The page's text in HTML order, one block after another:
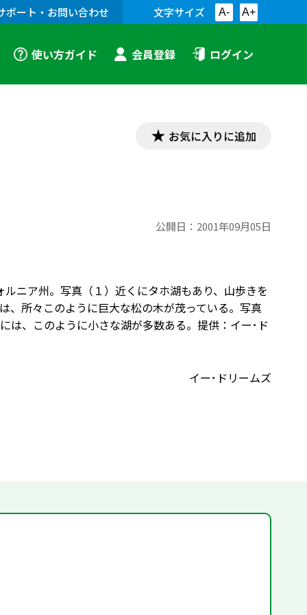
ポート・お問い合わせ 文字サイズ A- A+
使い方ガイド 会員登録 ログイン
お気に入りに追加
公開日： 2001年09月05日
ニア州。写真（１）近くにタホ湖もあり、山歩きを
、所々このように巨大な松の木が茂っている。写真
は、このように小さな湖が多数ある。提供：イー･ド
イー･ドリームズ